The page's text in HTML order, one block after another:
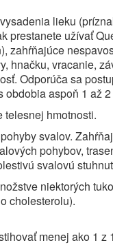
lieku
prestanete užívať
), zahŕňajúce
hnačku, vracanie,
Odporúča sa
obdobia aspoň 1 až 2
telesnej hmotnosti.
svalov.
pohybov,
svalovú
niektorých
cholesterolu).
menej ako 1 z